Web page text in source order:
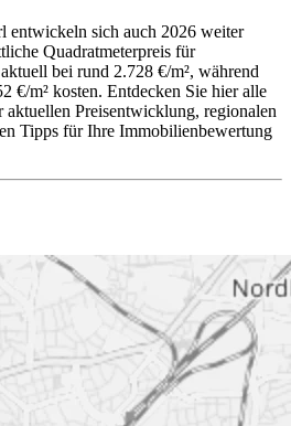
entwickeln sich auch 2026 weiter
Quadratmeterpreis für
bei rund 2.728 €/m², während
€/m² kosten. Entdecken Sie hier alle
Preisentwicklung, regionalen
Tipps für Ihre Immobilienbewertung